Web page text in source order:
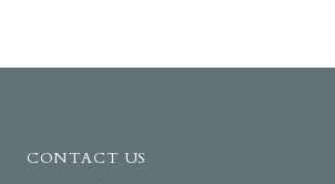
CONTACT US